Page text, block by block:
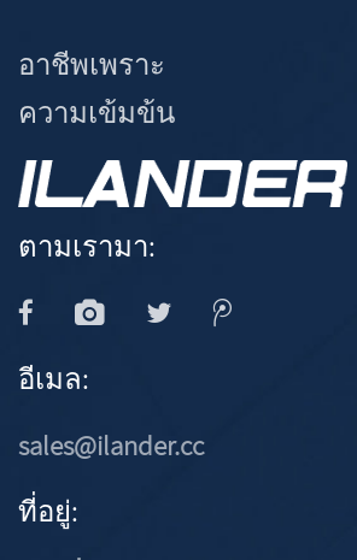
อาชีพเพราะ
ความเข้มข้น
ตามเรามา:
อีเมล:
sales@ilander.cc
ที่อยู่: